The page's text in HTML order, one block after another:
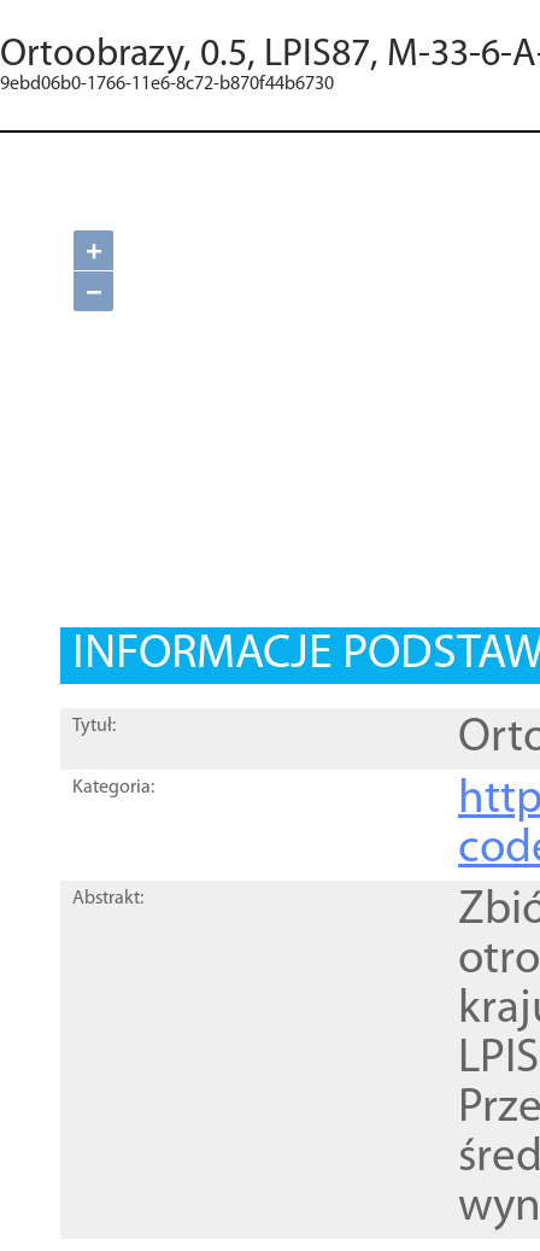
Ortoobrazy, 0.5, LPIS87, M-33-6-
9ebd06b0-1766-11e6-8c72-b870f44b6730
+
−
INFORMACJE
Tytuł:
Kategoria:
Abstrakt: